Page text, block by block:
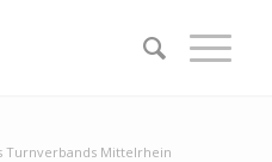
Turnverbands Mittelrhein